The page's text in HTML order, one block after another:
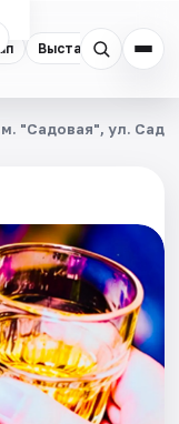
Выставки
"Садовая", ул.